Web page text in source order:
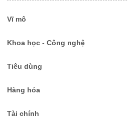
Vĩ mô
Khoa học - Công nghệ
Tiêu dùng
Hàng hóa
Tài chính